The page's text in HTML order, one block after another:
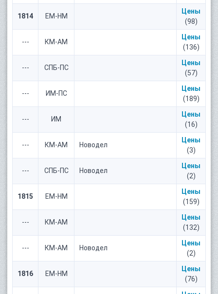
1814 ЕМ-НМ
Цены
(98)
--- КМ-АМ
Цены
(136)
--- СПБ-ПС
Цены
(57)
--- ИМ-ПС
Цены
(189)
--- ИМ
Цены
(16)
--- КМ-АМ Новодел
Цены
(3)
--- СПБ-ПС Новодел
Цены
(2)
1815 ЕМ-НМ
Цены
(159)
--- КМ-АМ
Цены
(132)
--- КМ-АМ Новодел
Цены
(2)
1816 ЕМ-НМ
Цены
(76)